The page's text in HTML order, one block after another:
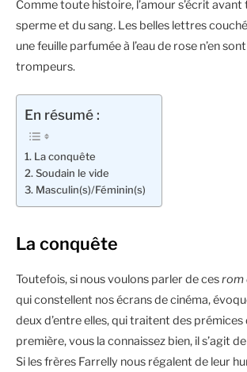
Comme toute histoire, l’amour s’écrit
sperme et du sang. Les belles lettres
une feuille parfumée à l’eau de rose n’en
trompeurs.
En résumé :
La conquête
Soudain le vide
Masculin(s)/Féminin(s)
La conquête
Toutefois, si nous voulons parler de cesrom
qui constellent nos écrans de cinéma,
deux d’entre elles, qui traitent des prémices
première, vous la connaissez bien, il s’agit de
Si les frères Farrelly nous régalent de leur